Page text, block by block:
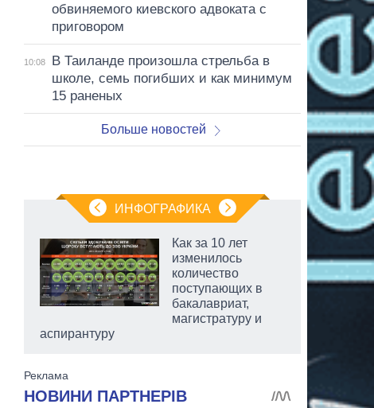
обвиняемого киевского адвоката с
приговором
10:08
В Таиланде произошла стрельба в
школе, семь погибших и как минимум
15 раненых
Больше новостей
ИНФОГРАФИКА
Как за 10 лет
изменилось
количество
поступающих в
бакалавриат,
магистратуру и
аспирантуру